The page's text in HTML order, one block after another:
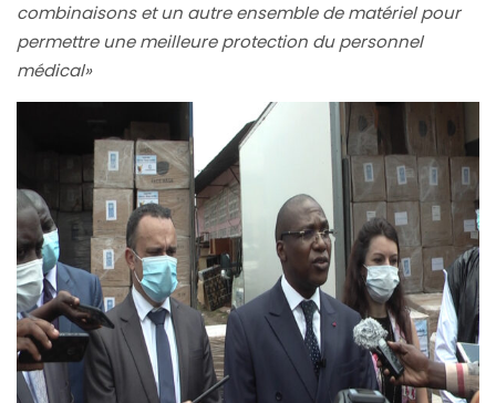
combinaisons et un autre ensemble de matériel pour
permettre une meilleure protection du personnel
médical»